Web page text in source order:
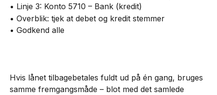
• Linje 3: Konto 5710 – Bank (kredit)
• Overblik: tjek at debet og kredit stemmer
• Godkend alle
Hvis lånet tilbagebetales fuldt ud på én gang, bruges
samme fremgangsmåde – blot med det samlede